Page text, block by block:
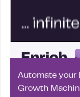
Automate your
Growth